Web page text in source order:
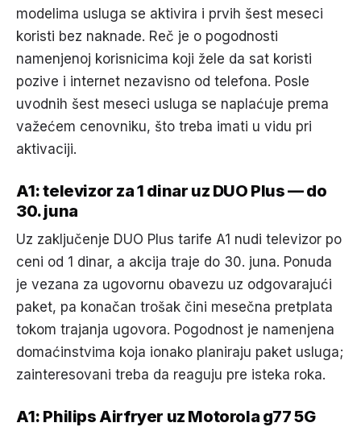
modelima usluga se aktivira i prvih šest meseci
koristi bez naknade. Reč je o pogodnosti
namenjenoj korisnicima koji žele da sat koristi
pozive i internet nezavisno od telefona. Posle
uvodnih šest meseci usluga se naplaćuje prema
važećem cenovniku, što treba imati u vidu pri
aktivaciji.
A1: televizor za 1 dinar uz DUO Plus — do
30. juna
Uz zaključenje DUO Plus tarife A1 nudi televizor po
ceni od 1 dinar, a akcija traje do 30. juna. Ponuda
je vezana za ugovornu obavezu uz odgovarajući
paket, pa konačan trošak čini mesečna pretplata
tokom trajanja ugovora. Pogodnost je namenjena
domaćinstvima koja ionako planiraju paket usluga;
zainteresovani treba da reaguju pre isteka roka.
A1: Philips Airfryer uz Motorola g77 5G